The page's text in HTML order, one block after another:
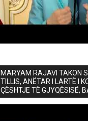
MARYAM RAJAVI TAKON
TILLIS, ANËTAR I LARTË I
ÇËSHTJE TË GJYQËSISË,